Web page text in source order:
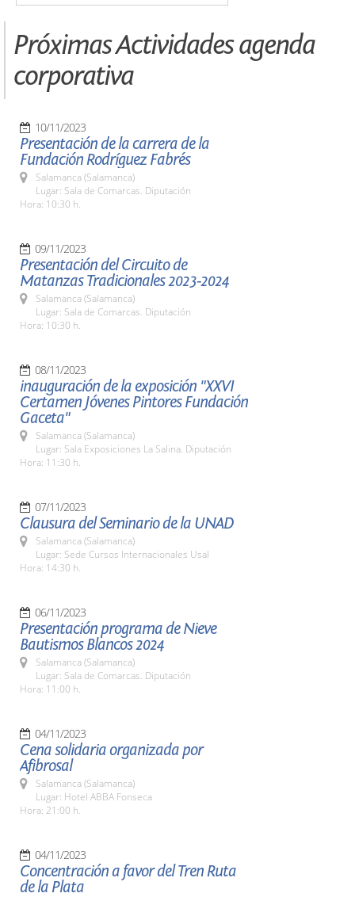
Próximas Actividades agenda
corporativa
10/11/2023
Presentación de la carrera de la
Fundación Rodríguez Fabrés
Salamanca (Salamanca)
Lugar: Sala de Comarcas. Diputación
Hora: 10:30 h.
09/11/2023
Presentación del Circuito de
Matanzas Tradicionales 2023-2024
Salamanca (Salamanca)
Lugar: Sala de Comarcas. Diputación
Hora: 10:30 h.
08/11/2023
inauguración de la exposición "XXVI
Certamen Jóvenes Pintores Fundación
Gaceta"
Salamanca (Salamanca)
Lugar: Sala Exposiciones La Salina. Diputación
Hora: 11:30 h.
07/11/2023
Clausura del Seminario de la UNAD
Salamanca (Salamanca)
Lugar: Sede Cursos Internacionales Usal
Hora: 14:30 h.
06/11/2023
Presentación programa de Nieve
Bautismos Blancos 2024
Salamanca (Salamanca)
Lugar: Sala de Comarcas. Diputación
Hora: 11:00 h.
04/11/2023
Cena solidaria organizada por
Afibrosal
Salamanca (Salamanca)
Lugar: Hotel ABBA Fonseca
Hora: 21:00 h.
04/11/2023
Concentración a favor del Tren Ruta
de la Plata